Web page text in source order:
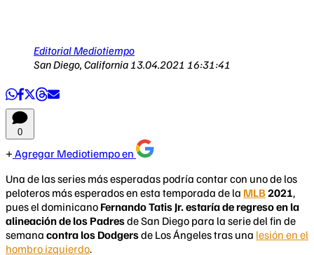
Editorial Mediotiempo
San Diego, California 13.04.2021 16:31:41
0
Agregar Mediotiempo en
Una de las series más esperadas podría contar con uno de los
peloteros más esperados en esta temporada de la MLB2021,
pues el dominicano Fernando Tatis Jr. estaría de regreso en la
alineación de los Padresde San Diego para la serie del fin de
semana contra los Dodgersde Los Ángeles tras una lesión en el
hombro izquierdo.